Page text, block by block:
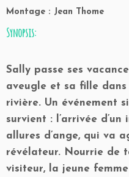
Montage : Jean Thome
Synopsis:
Sally passe ses
aveugle et sa fille
rivière. Un événement
survient : l’arrivée
allures d’ange, qui va
révélateur. Nourrie de
visiteur, la jeune